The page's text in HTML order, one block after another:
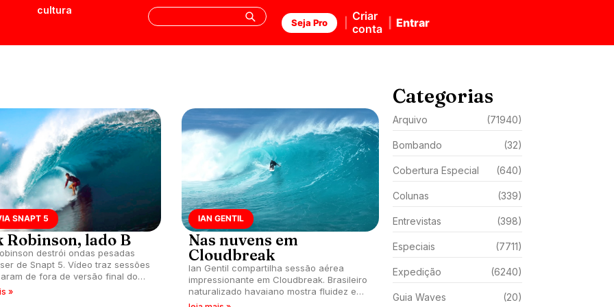
cultura
Seja Pro
Criar
conta
Entrar
SNAPT 5
Robinson, lado B
destrói ondas pesadas
de Snapt 5. Vídeo traz sessões
de fora de versão final do
»
IAN GENTIL
Nas nuvens em
Cloudbreak
Ian Gentil compartilha sessão aérea
impressionante em Cloudbreak. Brasileiro
naturalizado havaiano mostra fluidez e
coragem em tubos perfeitos.
Categorias
Arquivo (71940)
Bombando (32)
Cobertura Especial (640)
Colunas (339)
Entrevistas (398)
Especiais (7711)
Expedição (6240)
Guia Waves (20)